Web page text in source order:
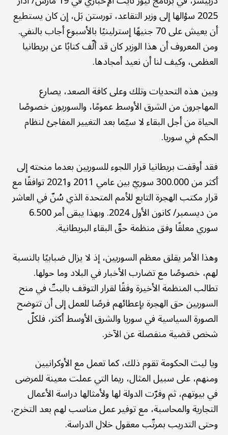
2025 سؤالها إلى وزير التقاعد، تورستن بَل، إن كان يستطيع
أن يعيش على 70 جنيهًا إسترلينيًا بالأسبوع أجاب بالنفي.
ومن المعروف أن هذا الوزير كان قد ألّف كتابًا عن بريطانيا
العظمى، وكيف لنا أن نعيد أمجادها.
وبين هذه التحديات وتلك وعلى كافة الصعد، يصارع
المهاجرون من الشرق الأوسط عمومًا، والسوريون خصوصًا
الحياة من أجل البقاء لا سيّما بعد التغيير المفاجئ لنظام
الحكم في سوريا.
فقد أوقفت بريطانيا قرار اللجوء للسوريين بعدما منحته إلى
أكثر من 300.000 سوريّ بين عامي 2011 و2021 توافقًا مع
قرار مكتب الهجرة التابع للأمم المتحدة الذي سُنّ في العاشر
من ديسمبر/ كانون الأول 2024. وبهذا يبقى أمر 6.500
سوري معلقًا وفق منظمة حقّ البقاء البريطانية.
وهذا الأمر يقلق معظم السوريين، إذ لا يزال ضبابيًا بالنسبة
لهم، خصوصًا مع تضارب الأخبار في البلاد وما حولها.
تطالب المنظمة الأخيرة وفقًا لقرار التوقف بالبتّ في منح
السوريين حق الهجرة بإعطائهم فرصًا للعمل إلى أن تتوضح
الصورة السياسية في سوريا والشرق الأوسط أكثر، فلكلّ
شخص قضية منفصلة عن الآخر.
ويا ليت الحكومة تقوم ذلك، كما تعمل مع الأوكرانيين
ومنهم، على سبيل المثال، ريما التي عملت معينة للمرضى
في بيوتهم، ثم وفرّت الدولة لها ولأمثالها دراسة الأعمال
التجارية والمحاسبة، مع توفير عمل مناسب لهم بعد التخرج،
وحتى التدريب بمرتّب معقول خلال الدراسة.